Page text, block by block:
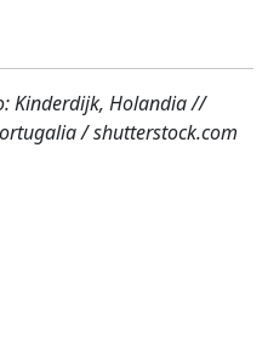
Kinderdijk, Holandia //
/ shutterstock.com